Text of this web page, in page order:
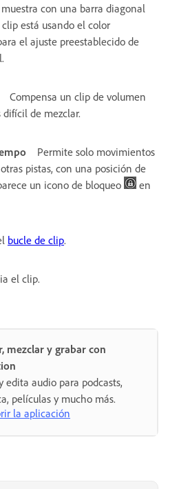
con una barra diagonal
está usando el color
el ajuste preestablecido de
Compensa un clip de volumen
de mezclar.
Permite solo movimientos
pistas, con una posición de
un icono de bloqueo
en
bucle de clip.
el clip.
mezclar y grabar con
edita audio para podcasts,
películas y mucho más.
la aplicación